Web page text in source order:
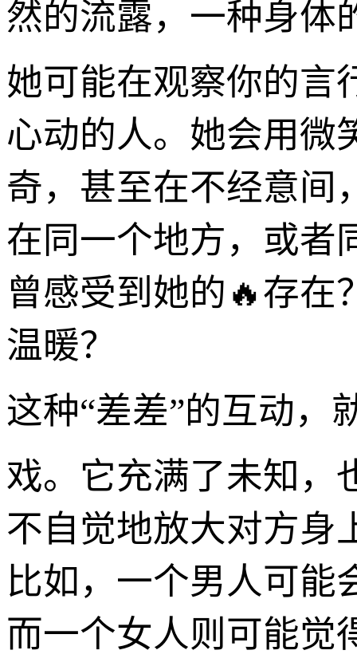
然的流露，一种身体
她可能在观察你的言
心动的人。她会用微
奇，甚至在不经意间
在同一个地方，或者
曾感受到她的🔥存在
温暖？
这种“差差”的互动，
戏。它充满了未知，
不自觉地放大对方身
比如，一个男人可能
而一个女人则可能觉